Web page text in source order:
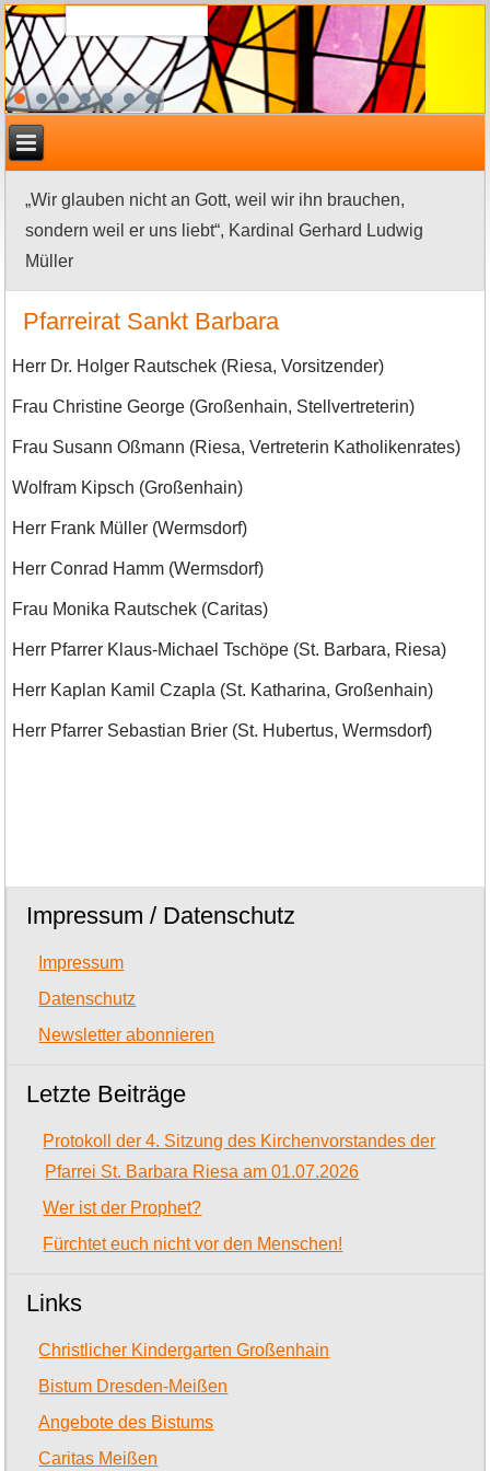
„Wir glauben nicht an Gott, weil wir ihn brauchen,
sondern weil er uns liebt“, Kardinal Gerhard Ludwig
Müller
Pfarreirat Sankt Barbara
Herr Dr. Holger Rautschek (Riesa, Vorsitzender)
Frau Christine George (Großenhain, Stellvertreterin)
Frau Susann Oßmann (Riesa, Vertreterin Katholikenrates)
Wolfram Kipsch (Großenhain)
Herr Frank Müller (Wermsdorf)
Herr Conrad Hamm (Wermsdorf)
Frau Monika Rautschek (Caritas)
Herr Pfarrer Klaus-Michael Tschöpe (St. Barbara, Riesa)
Herr Kaplan Kamil Czapla (St. Katharina, Großenhain)
Herr Pfarrer Sebastian Brier (St. Hubertus, Wermsdorf)
Impressum / Datenschutz
Impressum
Datenschutz
Newsletter abonnieren
Letzte Beiträge
Protokoll der 4. Sitzung des Kirchenvorstandes der
Pfarrei St. Barbara Riesa am 01.07.2026
Wer ist der Prophet?
Fürchtet euch nicht vor den Menschen!
Links
Christlicher Kindergarten Großenhain
Bistum Dresden-Meißen
Angebote des Bistums
Caritas Meißen